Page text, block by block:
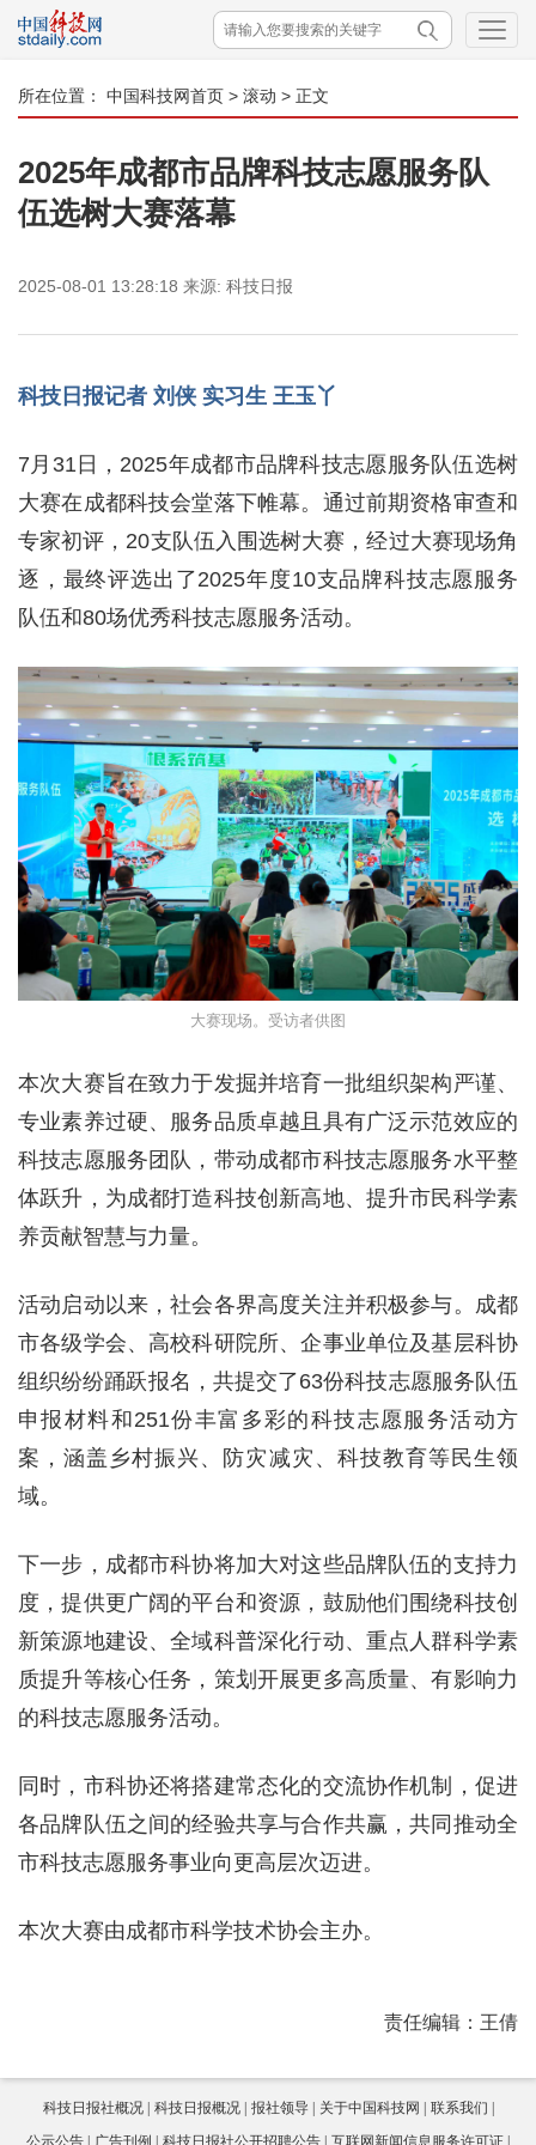
所在位置： 中国科技网首页 > 滚动 > 正文
2025年成都市品牌科技志愿服务队
伍选树大赛落幕
2025-08-01 13:28:18 来源: 科技日报
科技日报记者 刘侠 实习生 王玉丫
7月31日，2025年成都市品牌科技志愿服务队伍选树
大赛在成都科技会堂落下帷幕。通过前期资格审查和
专家初评，20支队伍入围选树大赛，经过大赛现场角
逐，最终评选出了2025年度10支品牌科技志愿服务
队伍和80场优秀科技志愿服务活动。
大赛现场。受访者供图
本次大赛旨在致力于发掘并培育一批组织架构严谨、
专业素养过硬、服务品质卓越且具有广泛示范效应的
科技志愿服务团队，带动成都市科技志愿服务水平整
体跃升，为成都打造科技创新高地、提升市民科学素
养贡献智慧与力量。
活动启动以来，社会各界高度关注并积极参与。成都
市各级学会、高校科研院所、企事业单位及基层科协
组织纷纷踊跃报名，共提交了63份科技志愿服务队伍
申报材料和251份丰富多彩的科技志愿服务活动方
案，涵盖乡村振兴、防灾减灾、科技教育等民生领
域。
下一步，成都市科协将加大对这些品牌队伍的支持力
度，提供更广阔的平台和资源，鼓励他们围绕科技创
新策源地建设、全域科普深化行动、重点人群科学素
质提升等核心任务，策划开展更多高质量、有影响力
的科技志愿服务活动。
同时，市科协还将搭建常态化的交流协作机制，促进
各品牌队伍之间的经验共享与合作共赢，共同推动全
市科技志愿服务事业向更高层次迈进。
本次大赛由成都市科学技术协会主办。
责任编辑：王倩
科技日报社概况 科技日报概况 报社领导 关于中国科技网
联系我们
公示公告
广告刊例 科技日报社公开招聘公告 互联网新闻信息服务许可证